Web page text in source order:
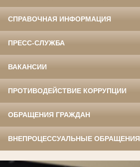
СПРАВОЧНАЯ ИНФОРМАЦИЯ
ПРЕСС-СЛУЖБА
ВАКАНСИИ
ПРОТИВОДЕЙСТВИЕ КОРРУПЦИИ
ОБРАЩЕНИЯ ГРАЖДАН
ВНЕПРОЦЕССУАЛЬНЫЕ ОБРАЩЕНИЯ